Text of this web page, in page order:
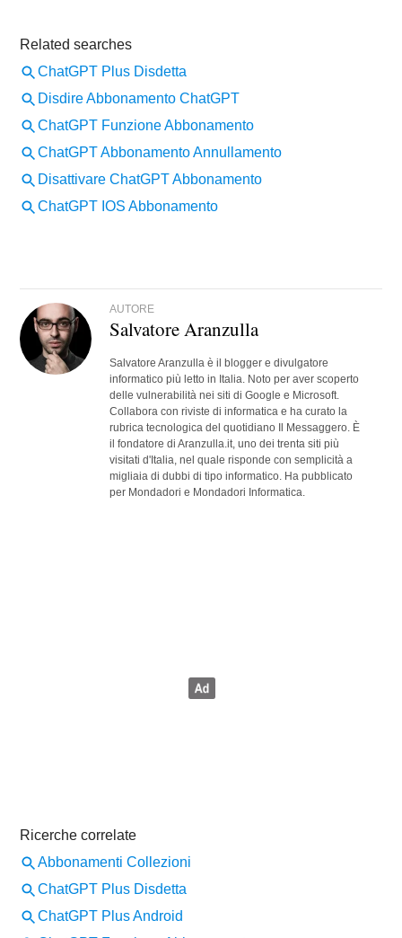
AUTORE
Salvatore Aranzulla
Salvatore Aranzulla è il blogger e divulgatore
informatico più letto in Italia. Noto per aver scoperto
delle vulnerabilità nei siti di Google e Microsoft.
Collabora con riviste di informatica e ha curato la
rubrica tecnologica del quotidiano Il Messaggero. È
il fondatore di Aranzulla.it, uno dei trenta siti più
visitati d'Italia, nel quale risponde con semplicità a
migliaia di dubbi di tipo informatico. Ha pubblicato
per Mondadori e Mondadori Informatica.